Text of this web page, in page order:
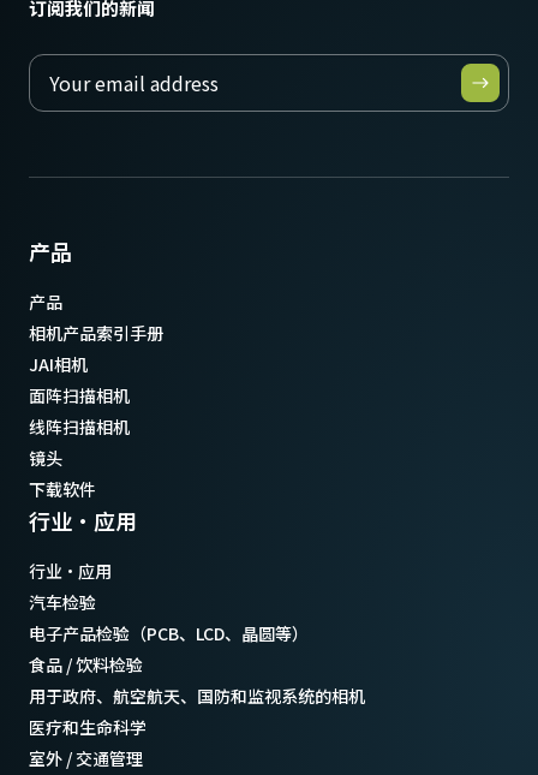
订阅我们的新闻
产品
产品
相机产品索引手册
JAI相机
面阵扫描相机
线阵扫描相机
镜头
下载软件
行业·应用
行业·应用
汽车检验
电子产品检验（PCB、LCD、晶圆等）
食品 / 饮料检验
用于政府、航空航天、国防和监视系统的相机
医疗和生命科学
室外 / 交通管理